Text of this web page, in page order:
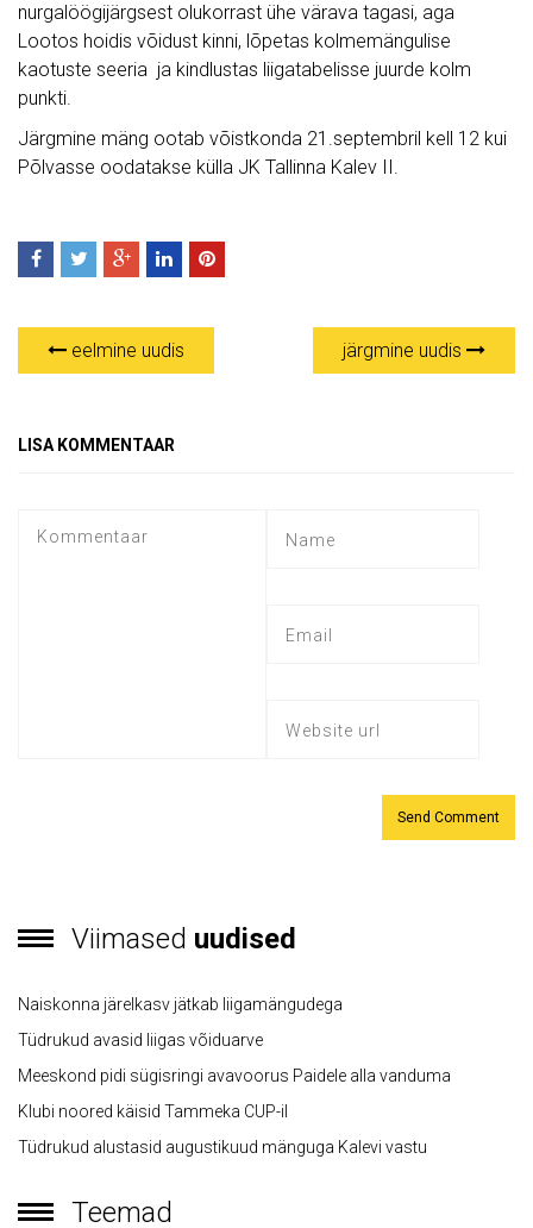
nurgalöögijärgsest olukorrast ühe värava tagasi, aga
Lootos hoidis võidust kinni, lõpetas kolmemängulise
kaotuste seeria ja kindlustas liigatabelisse juurde kolm
punkti.
Järgmine mäng ootab võistkonda 21.septembril kell 12 kui
Põlvasse oodatakse külla JK Tallinna Kalev II.
eelmine uudis järgmine uudis
LISA KOMMENTAAR
Viimased uudised
Naiskonna järelkasv jätkab liigamängudega
Tüdrukud avasid liigas võiduarve
Meeskond pidi sügisringi avavoorus Paidele alla vanduma
Klubi noored käisid Tammeka CUP-il
Tüdrukud alustasid augustikuud mänguga Kalevi vastu
Teemad